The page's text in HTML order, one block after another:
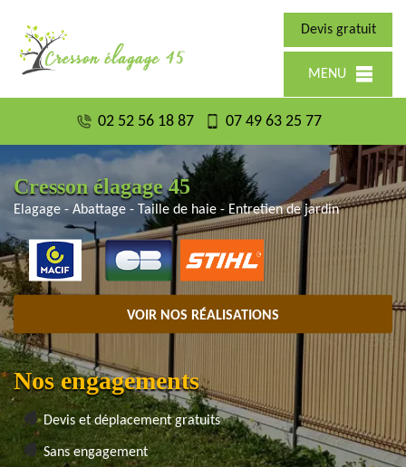
Devis gratuit
MENU
02 52 56 18 87 07 49 63 25 77
Cresson élagage 45
Elagage - Abattage - Taille de haie - Entretien de jardin
VOIR NOS RÉALISATIONS
Nos engagements
Devis et déplacement gratuits
Sans engagement